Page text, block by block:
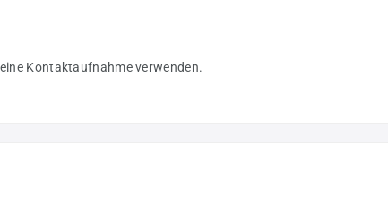
Kontaktaufnahme verwenden.